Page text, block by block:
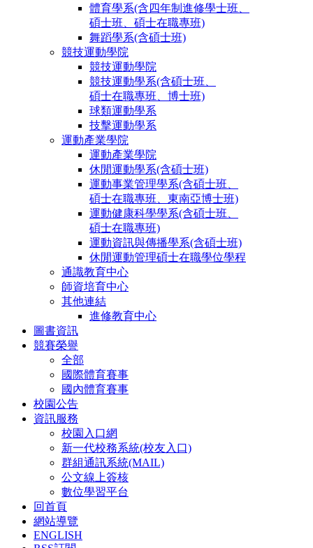
體育學系(含四年制進修學士班、
碩士班、碩士在職專班)
舞蹈學系(含碩士班)
競技運動學院
競技運動學院
競技運動學系(含碩士班、
碩士在職專班、博士班)
球類運動學系
技擊運動學系
運動產業學院
運動產業學院
休閒運動學系(含碩士班)
運動事業管理學系(含碩士班、
碩士在職專班、東南亞博士班)
運動健康科學學系(含碩士班、
碩士在職專班)
運動資訊與傳播學系(含碩士班)
休閒運動管理碩士在職學位學程
通識教育中心
師資培育中心
其他連結
進修教育中心
圖書資訊
競賽榮譽
全部
國際體育賽事
國內體育賽事
校園公告
資訊服務
校園入口網
新一代校務系統(校友入口)
群組通訊系統(MAIL)
公文線上簽核
數位學習平台
回首頁
網站導覽
ENGLISH